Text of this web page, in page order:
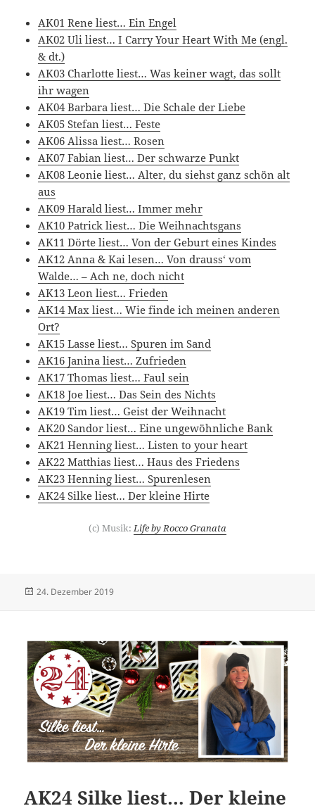
AK01 Rene liest… Ein Engel
AK02 Uli liest… I Carry Your Heart With Me (engl.
& dt.)
AK03 Charlotte liest… Was keiner wagt, das sollt
ihr wagen
AK04 Barbara liest… Die Schale der Liebe
AK05 Stefan liest… Feste
AK06 Alissa liest… Rosen
AK07 Fabian liest… Der schwarze Punkt
AK08 Leonie liest… Alter, du siehst ganz schön alt
aus
AK09 Harald liest… Immer mehr
AK10 Patrick liest… Die Weihnachtsgans
AK11 Dörte liest… Von der Geburt eines Kindes
AK12 Anna & Kai lesen… Von drauss‘ vom
Walde… – Ach ne, doch nicht
AK13 Leon liest… Frieden
AK14 Max liest… Wie finde ich meinen anderen
Ort?
AK15 Lasse liest… Spuren im Sand
AK16 Janina liest… Zufrieden
AK17 Thomas liest… Faul sein
AK18 Joe liest… Das Sein des Nichts
AK19 Tim liest… Geist der Weihnacht
AK20 Sandor liest… Eine ungewöhnliche Bank
AK21 Henning liest… Listen to your heart
AK22 Matthias liest… Haus des Friedens
AK23 Henning liest… Spurenlesen
AK24 Silke liest… Der kleine Hirte
(c) Musik: Life by Rocco Granata
Veröffentlicht
24. Dezember 2019
AK24 Silke liest… Der kleine